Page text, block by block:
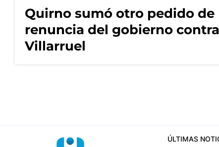
Quirno sumó otro pedido de
renuncia del gobierno contra
Villarruel
ÚLTIMAS